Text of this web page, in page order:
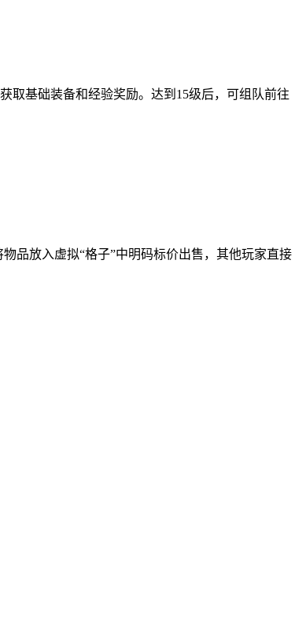
取基础装备和经验奖励。达到15级后，可组队前往
品放入虚拟“格子”中明码标价出售，其他玩家直接